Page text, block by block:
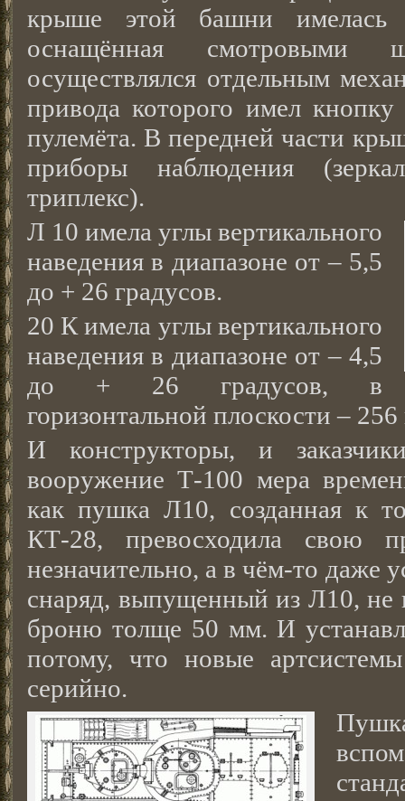
крыше этой башни имелась
оснащённая смотровыми
осуществлялся отдельным
привода которого имел кнопку
пулемёта. В передней части
приборы наблюдения
триплекс).
Л 10 имела углы вертикального
наведения в диапазоне от – 5,5
до + 26 градусов.
20 К имела углы вертикального
наведения в диапазоне от – 4,5
до + 26 градусов, в
горизонтальной плоскости – 256
И конструкторы, и
вооружение Т-100 мера
как пушка Л10, созданная к
КТ-28, превосходила свою
незначительно, а в чём-то даже
снаряд, выпущенный из Л10, не
броню толще 50 мм. И
потому, что новые
серийно.